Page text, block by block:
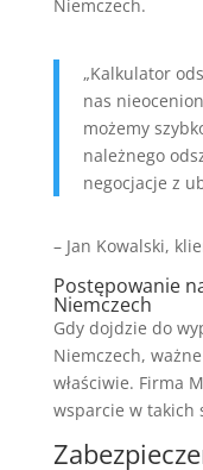
Niemczech.
„Kalkulator
nas
możemy
należnego
negocjacje z
– Jan Kowalski,
Postępowanie
Niemczech
Gdy dojdzie do
Niemczech,
właściwie. Firma
wsparcie w takich